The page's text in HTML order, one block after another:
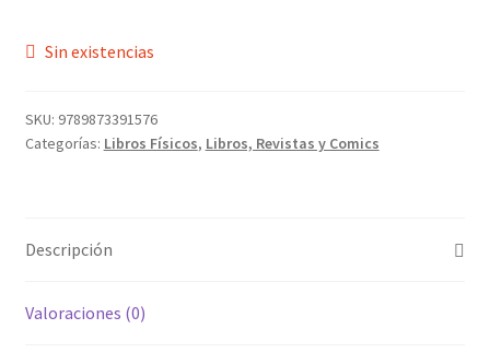
Sin existencias
SKU: 9789873391576
Categorías: Libros Físicos, Libros, Revistas y Comics
Descripción
Valoraciones (0)